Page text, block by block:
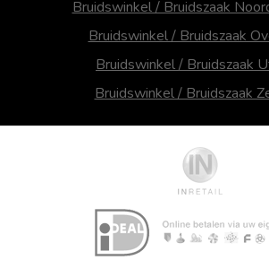
Bruidswinkel / Bruidszaak
Bruidswinkel / Bruidszaak
Bruidswinkel / Bruidszaak
Bruidswinkel / Bruidszaak